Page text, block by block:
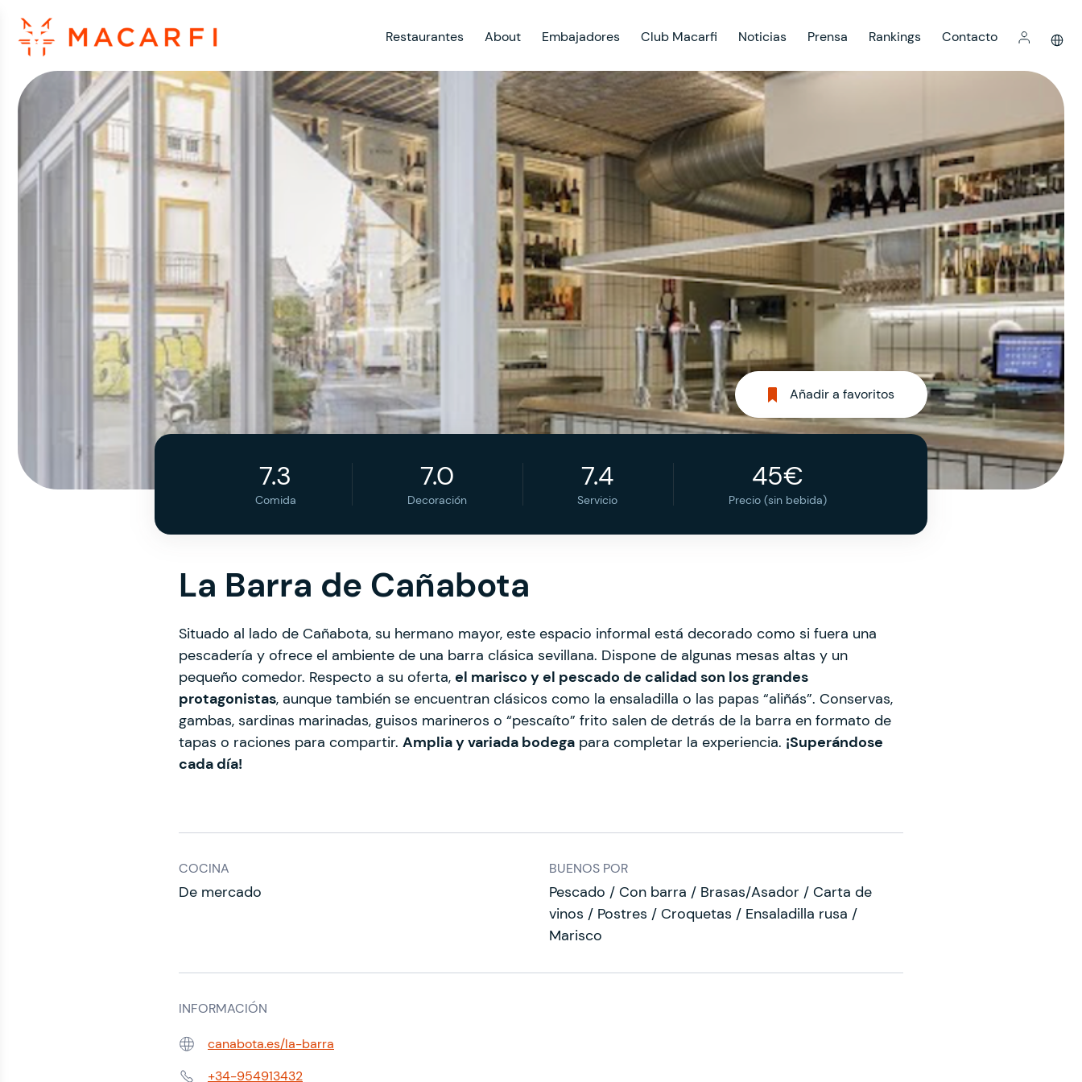
Restaurantes About Embajadores Club Macarfi Noticias Prensa Rankings Contacto
Añadir a favoritos
7.3
Comida
7.0
Decoración
7.4
Servicio
45€
Precio (sin bebida)
La Barra de Cañabota
Situado al lado de Cañabota, su hermano mayor, este espacio informal está decorado como si fuera una
pescadería y ofrece el ambiente de una barra clásica sevillana. Dispone de algunas mesas altas y un
pequeño comedor. Respecto a su oferta, el marisco y el pescado de calidad son los grandes
protagonistas, aunque también se encuentran clásicos como la ensaladilla o las papas “aliñás”. Conservas,
gambas, sardinas marinadas, guisos marineros o “pescaíto” frito salen de detrás de la barra en formato de
tapas o raciones para compartir. Amplia y variada bodega para completar la experiencia. ¡Superándose
cada día!
COCINA
De mercado
BUENOS POR
Pescado / Con barra / Brasas/Asador / Carta de
vinos / Postres / Croquetas / Ensaladilla rusa /
Marisco
INFORMACIÓN
Web: canabota.es/la-barra
+34-954913432